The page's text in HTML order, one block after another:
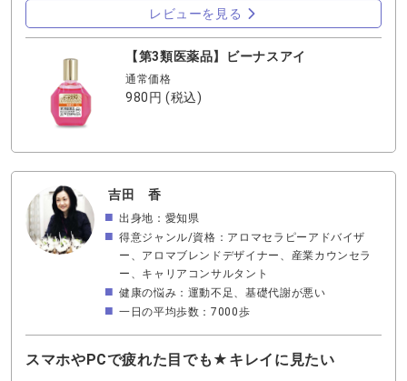
炎症成分 などが配合されています。 ✔︎効果：☑️目の疲れ
☑️充血 ☑️目のかゆみ ☑️炎症
☑️目のかすみ など幅広く対応しています。 ✔︎
実際の使用感：一言で言うと「目のコンディションが整う
ような、しっかりとした使用感」です。 ・疲れた
目が楽になる ・充血が引く感じ ・目のリ
セット感がある 特に ☑️PC作業 ☑️スマホ疲れ
すめ ・目の疲れが強い ・充血しやすい
・目の不調をしっかりケアしたい 🔵マーキュリー
アイ/乾きを潤す“やさしい目薬” ✔︎特徴：涙に近い成分で乾
きをケア。潤い重視の目薬 主成分は・塩化ナトリウム・ヒ
プロメロース(潤い成分)などで、涙を補助する設計です。
✔︎効果：☑️目の乾き ☑️コンタクト時の不快感
☑️目の疲れ ☑️目のかすみ に対応して
います。 ✔︎実際の使用感：一言で言うと「とにかく優し
い」です。 ・刺激が少ない ・自然な潤い
・何回でも使いやすい こんな人におすすめ
・ドライアイ ・コンタクト使用者
・目薬の刺激が苦手な人 ⭐️ビーナスアイとマーキ
レビューを見る
【第3類医薬品】ビーナスアイ
通常価格
980円(税込)
吉田 香
出身地：愛知県
得意ジャンル/資格：アロマセラピーアドバイザ
ー、アロマブレンドデザイナー、産業カウンセラ
ー、キャリアコンサルタント
健康の悩み：運動不足、基礎代謝が悪い
一日の平均歩数：7000歩
スマホやPCで疲れた目でも★キレイに見たい